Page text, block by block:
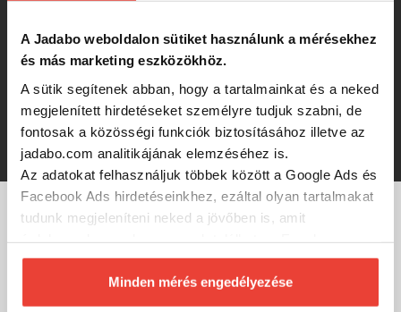
A Jadabo weboldalon sütiket használunk a mérésekhez
és más marketing eszközökhöz.
A sütik segítenek abban, hogy a tartalmainkat és a neked
megjelenített hirdetéseket személyre tudjuk szabni, de
fontosak a közösségi funkciók biztosításához illetve az
jadabo.com analitikájának elemzéséhez is.
Az adatokat felhasználjuk többek között a Google Ads és
Facebook Ads hirdetéseinkhez, ezáltal olyan tartalmakat
tudunk megjeleníteni neked a jövőben is, amit
biztosításához arra kérünk, hogy engedd meg
számunkra minden mérés használatát.
Természetesensoha semmilyen formában nem fogunk
Minden mérés engedélyezése
L&K Micro Jig 2316 Fej 1 5G
930 Ft
MÁRKÁINK